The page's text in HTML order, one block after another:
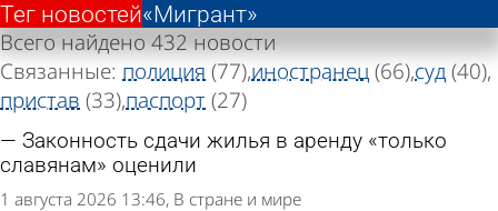
«Мигрант»
Тег новостей
Всего найдено 432 новости
Связанные: полиция (77)иностранец(66)суд(40)
пристав (33)паспорт(27)
Законность сдачи жилья в аренду «только
славянам» оценили
1 августа 2026 13:46 В стране и мире
«Мигрант»
Тег новостей